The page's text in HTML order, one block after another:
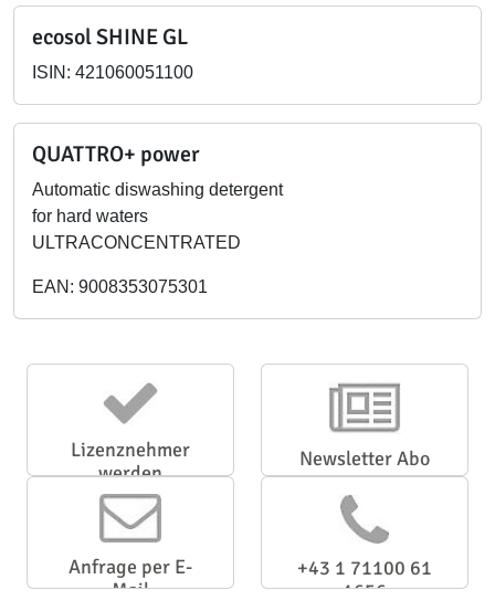
ecosol SHINE GL
ISIN: 421060051100
QUATTRO+ power
Automatic diswashing detergent
for hard waters
ULTRACONCENTRATED
EAN: 9008353075301
Lizenznehmer
werden
Newsletter Abo
Anfrage per E-
Mail
+43 1 71100 61
1656